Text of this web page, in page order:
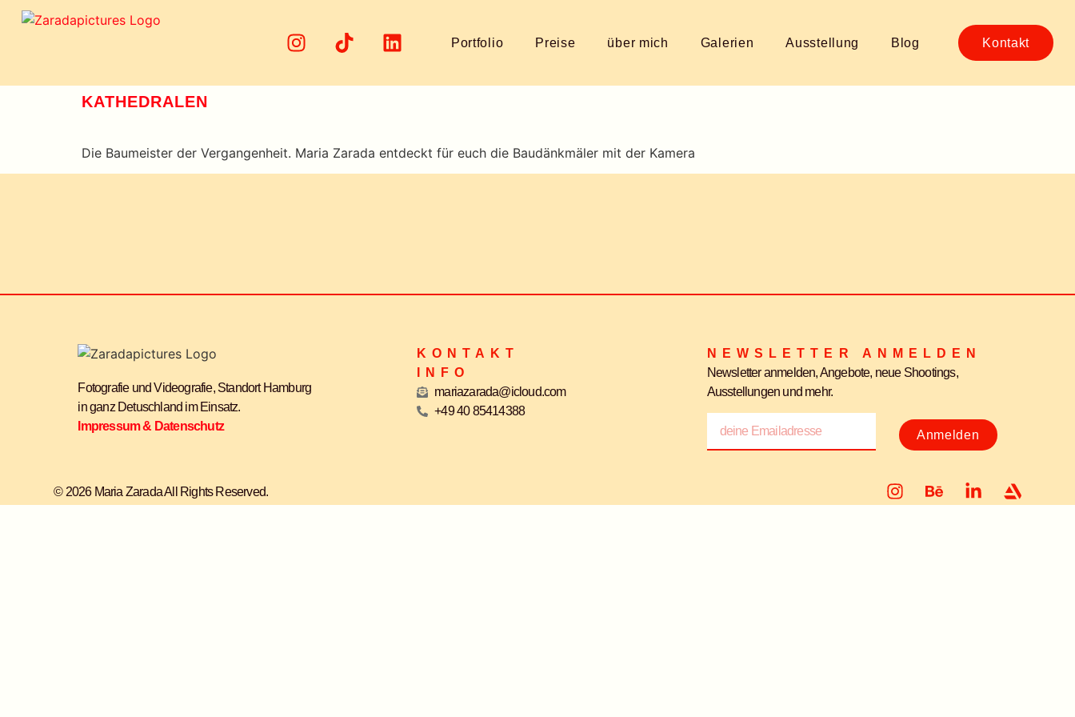
Portfolio Preise über mich Galerien Ausstellung Blog Kontakt
KATHEDRALEN
Die Baumeister der Vergangenheit. Maria Zarada entdeckt für euch die Baudänkmäler mit der Kamera
Fotografie und Videografie, Standort Hamburg
in ganz Detuschland im Einsatz.
Impressum & Datenschutz
KONTAKT
INFO
mariazarada@icloud.com
+49 40 85414388
NEWSLETTER ANMELDEN
Newsletter anmelden, Angebote, neue Shootings,
Ausstellungen und mehr.
Anmelden
© 2026 Maria Zarada All Rights Reserved.